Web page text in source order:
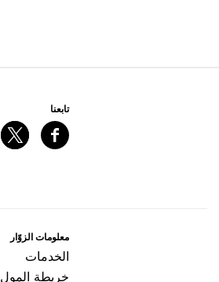
ﺗﺎﺑﻌﻨﺎ
ﻣﻌﻠﻮﻣﺎﺕ اﻟﺰﻭّاﺭ
اﻟﺨﺪﻣﺎﺕ
ﺧﺮﻳﻄﺔ اﻟﻤﻮﻝ